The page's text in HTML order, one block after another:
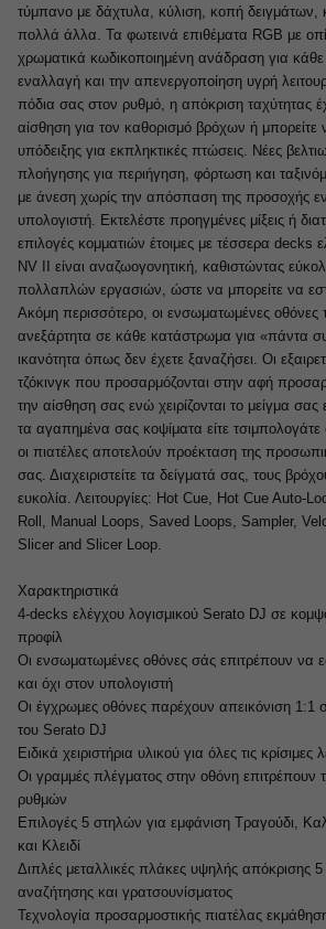
τύμπανο με δάχτυλα, κύλιση, κοπή δειγμάτων,
πολλά άλλα. Τα φωτεινά επιθέματα RGB με
χρωματικά κωδικοποιημένη ανάδραση για κάθε
εναλλαγή και την απενεργοποίηση υγρή
πόδια σας στον ρυθμό, η απόκριση ταχύτητας
αίσθηση για τον καθορισμό βρόχων ή μπορείτε
υπόδειξης για εκπληκτικές πτώσεις. Νέες
πλοήγησης για περιήγηση, φόρτωση και
με άνεση χωρίς την απόσπαση της προσοχής
υπολογιστή. Εκτελέστε προηγμένες μίξεις ή
επιλογές κομματιών έτοιμες με τέσσερα decks
NV II είναι αναζωογονητική, καθιστώντας
πολλαπλών εργασιών, ώστε να μπορείτε να
Ακόμη περισσότερο, οι ενσωματωμένες οθόνες
ανεξάρτητα σε κάθε κατάστρωμα για «πάντα
ικανότητα όπως δεν έχετε ξαναζήσει. Οι
τζόκινγκ που προσαρμόζονται στην αφή
την αίσθηση σας ενώ χειρίζονται το μείγμα σας
τα αγαπημένα σας κοψίματα είτε τσιμπολογάτε
οι πιατέλες αποτελούν προέκταση της
σας. Διαχειριστείτε τα δείγματά σας, τους
ευκολία. Λειτουργίες: Hot Cue, Hot Cue Auto-
Roll, Manual Loops, Saved Loops, Sampler,
Slicer and Slicer Loop.
Χαρακτηριστικά
4-decks ελέγχου λογισμικού Serato DJ σε
προφίλ
Οι ενσωματωμένες οθόνες σάς επιτρέπουν να
και όχι στον υπολογιστή
Οι έγχρωμες οθόνες παρέχουν απεικόνιση 1:1
του Serato DJ
Ειδικά χειριστήρια υλικού για όλες τις κρίσιμες
Οι γραμμές πλέγματος στην οθόνη επιτρέπουν
ρυθμών
Επιλογές 5 στηλών για εμφάνιση Τραγούδι,
και Κλειδί
Διπλές μεταλλικές πλάκες υψηλής απόκρισης 5
αναζήτησης και γρατσουνίσματος
Τεχνολογία προσαρμοστικής πιατέλας